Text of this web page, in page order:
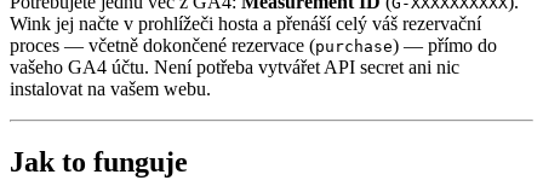
Wink jej načte v prohlížeči hosta a přenáší celý váš rezervační
proces — včetně dokončené rezervace (purchase) — přímo do
vašeho GA4 účtu. Není potřeba vytvářet API secret ani nic
instalovat na vašem webu.
Jak to funguje